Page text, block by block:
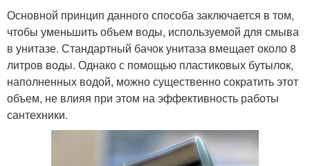
Основной принцип данного способа заключается в том,
чтобы уменьшить объем воды, используемой для смыва
в унитазе. Стандартный бачок унитаза вмещает около 8
литров воды. Однако с помощью пластиковых бутылок,
наполненных водой, можно существенно сократить этот
объем, не влияя при этом на эффективность работы
сантехники.